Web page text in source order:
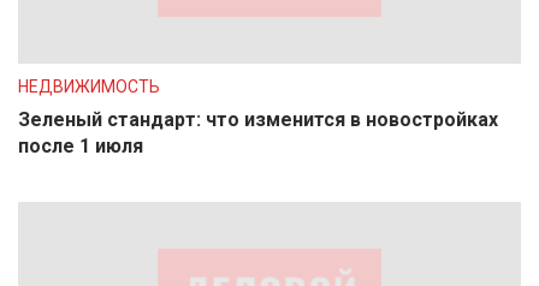
НЕДВИЖИМОСТЬ
Зеленый стандарт: что изменится в новостройках
после 1 июля